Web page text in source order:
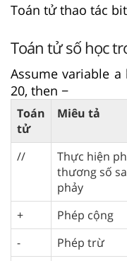
Toán tử thao tác bit
Toán tử số học
Assume variable
20, then −
Toán
tử
Miêu tả
//
Thực hiện
thương số
phảy
+
Phép cộng
-
Phép trừ